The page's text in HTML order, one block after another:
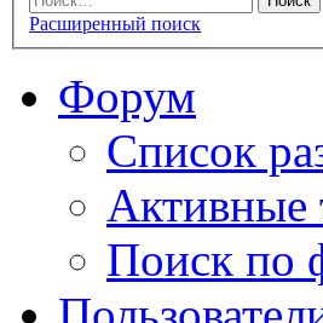
Расширенный поиск
Форум
Список
Активные
Поиск по